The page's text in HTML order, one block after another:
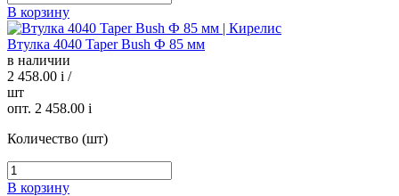
В корзину
Втулка 4040 Taper Bush Ф 85 мм
в наличии
2 458.00 i /
шт
опт. 2 458.00 i
Количество (шт)
В корзину